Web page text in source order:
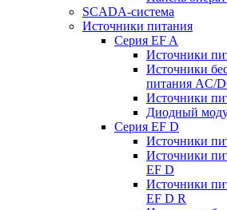
SCADA-система
Источники питания
Серия EF A
Источники
Источники
питания AC/
Источники
Диодный
Серия EF D
Источники
Источники
EF D
Источники
EF D R